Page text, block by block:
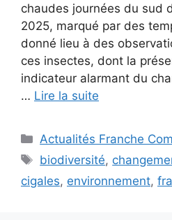
chaudes journées du sud
2025, marqué par des
donné lieu à des
ces insectes, dont la
indicateur alarmant du
… Lire la suite
Catégories
Actualités Franche
Étiquettes
biodiversité,
cigales, environnement,